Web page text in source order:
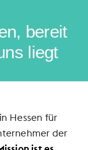
bereit
liegt
Hessen für
der